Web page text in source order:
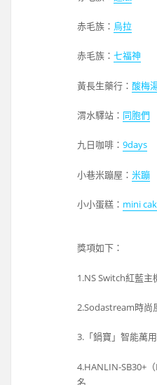
赤毛族： 烏拉
赤毛族：七福神
黃長生藥行：酸梅
渭水驛站： 同胞們
九日咖啡：9days
小巷米蹦屋：米蹦
小小蛋糕： mini
獎項如下：
1.NS Switch紅藍主
2.Sodastream時尚
3.「鍋寶」智能萬
4.HANLIN-SB30+
名